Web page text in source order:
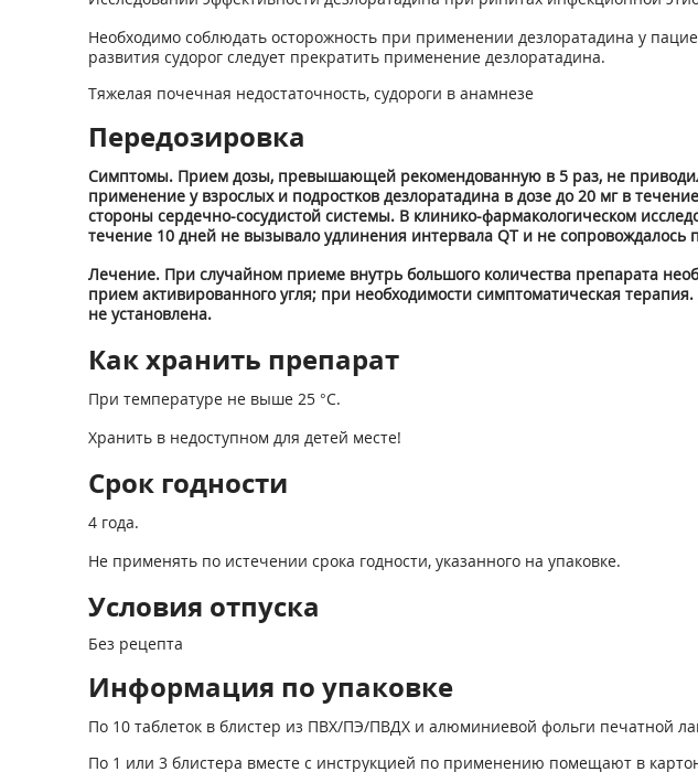
Необходимо соблюдать осторожность при применении дезлоратадина у
развития судорог следует прекратить применение дезлоратадина.
Тяжелая почечная недостаточность, судороги в анамнезе
Передозировка
Симптомы. Прием дозы, превышающей рекомендованную в 5 раз, не
применение у взрослых и подростков дезлоратадина в дозе до 20 мг в
стороны сердечно-сосудистой системы. В клинико-фармакологическом
течение 10 дней не вызывало удлинения интервала QT и не
Лечение. При случайном приеме внутрь большого количества препарата
прием активированного угля; при необходимости симптоматическая
не установлена.
Как хранить препарат
При температуре не выше 25 °C.
Хранить в недоступном для детей месте!
Срок годности
4 года.
Не применять по истечении срока годности, указанного на упаковке.
Условия отпуска
Без рецепта
Информация по упаковке
По 10 таблеток в блистер из ПВХ/ПЭ/ПВДХ и алюминиевой фольги печатной
По 1 или 3 блистера вместе с инструкцией по применению помещают в